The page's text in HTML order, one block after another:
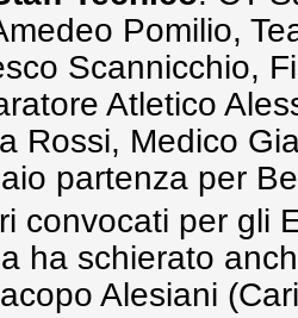
Pomilio,
Scannicchio,
Atletico
Rossi, Medico
partenza per
convocati per gli
ha schierato
Alesiani